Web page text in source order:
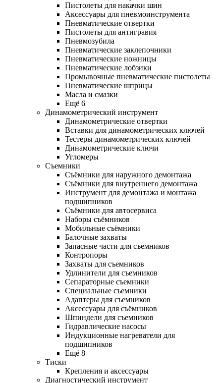
Пистолеты для накачки шин
Аксессуары для пневмоинструмента
Пневматические отвертки
Пистолеты для антигравия
Пневмозубила
Пневматические заклепочники
Пневматические ножницы
Пневматические лобзики
Промывочные пневматические пистолеты
Пневматические шприцы
Масла и смазки
Ещё 6
Динамометрический инструмент
Динамометрические отвертки
Вставки для динамометрических ключей
Тестеры динамометрических ключей
Динамометрические ключи
Угломеры
Съемники
Съёмники для наружного демонтажа
Съёмники для внутреннего демонтажа
Инструмент для демонтажа и монтажа
подшипников
Съёмники для автосервиса
Наборы съёмников
Мобильные съёмники
Балочные захваты
Запасные части для съемников
Контропоры
Захваты для съемников
Удлинители для съемников
Сепараторные съемники
Специальные съемники
Адаптеры для съемников
Аксессуары для съёмников
Шпиндели для съемников
Гидравлические насосы
Индукционные нагреватели для
подшипников
Ещё 8
Тиски
Крепления и аксессуары
Диагностический инструмент